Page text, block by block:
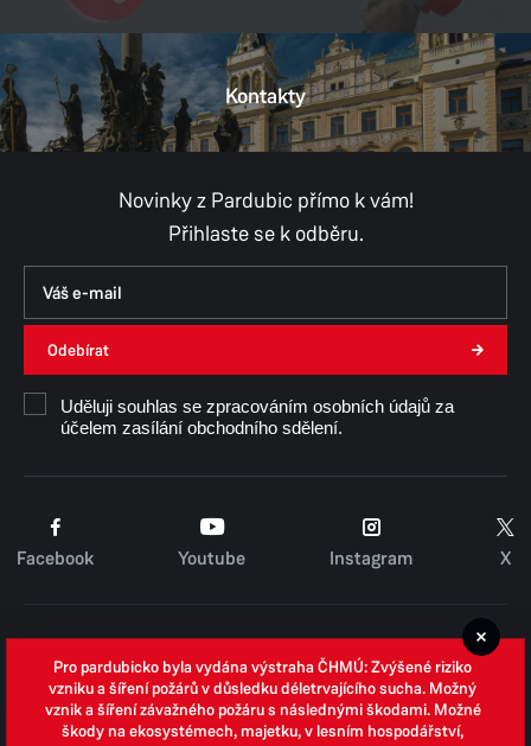
Kontakty
Novinky z Pardubic přímo k vám!
Přihlaste se k odběru.
Odebírat
Uděluji souhlas se zpracováním osobních údajů za
účelem zasílání obchodního sdělení.
Facebook Youtube Instagram X
Zpracování osobních údajů
Whistleblowing
Pro pardubicko byla vydána výstraha ČHMÚ: Zvýšené riziko
vzniku a šíření požárů v důsledku déletrvajícího sucha. Možný
vznik a šíření závažného požáru s následnými škodami. Možné
škody na ekosystémech, majetku, v lesním hospodářství,